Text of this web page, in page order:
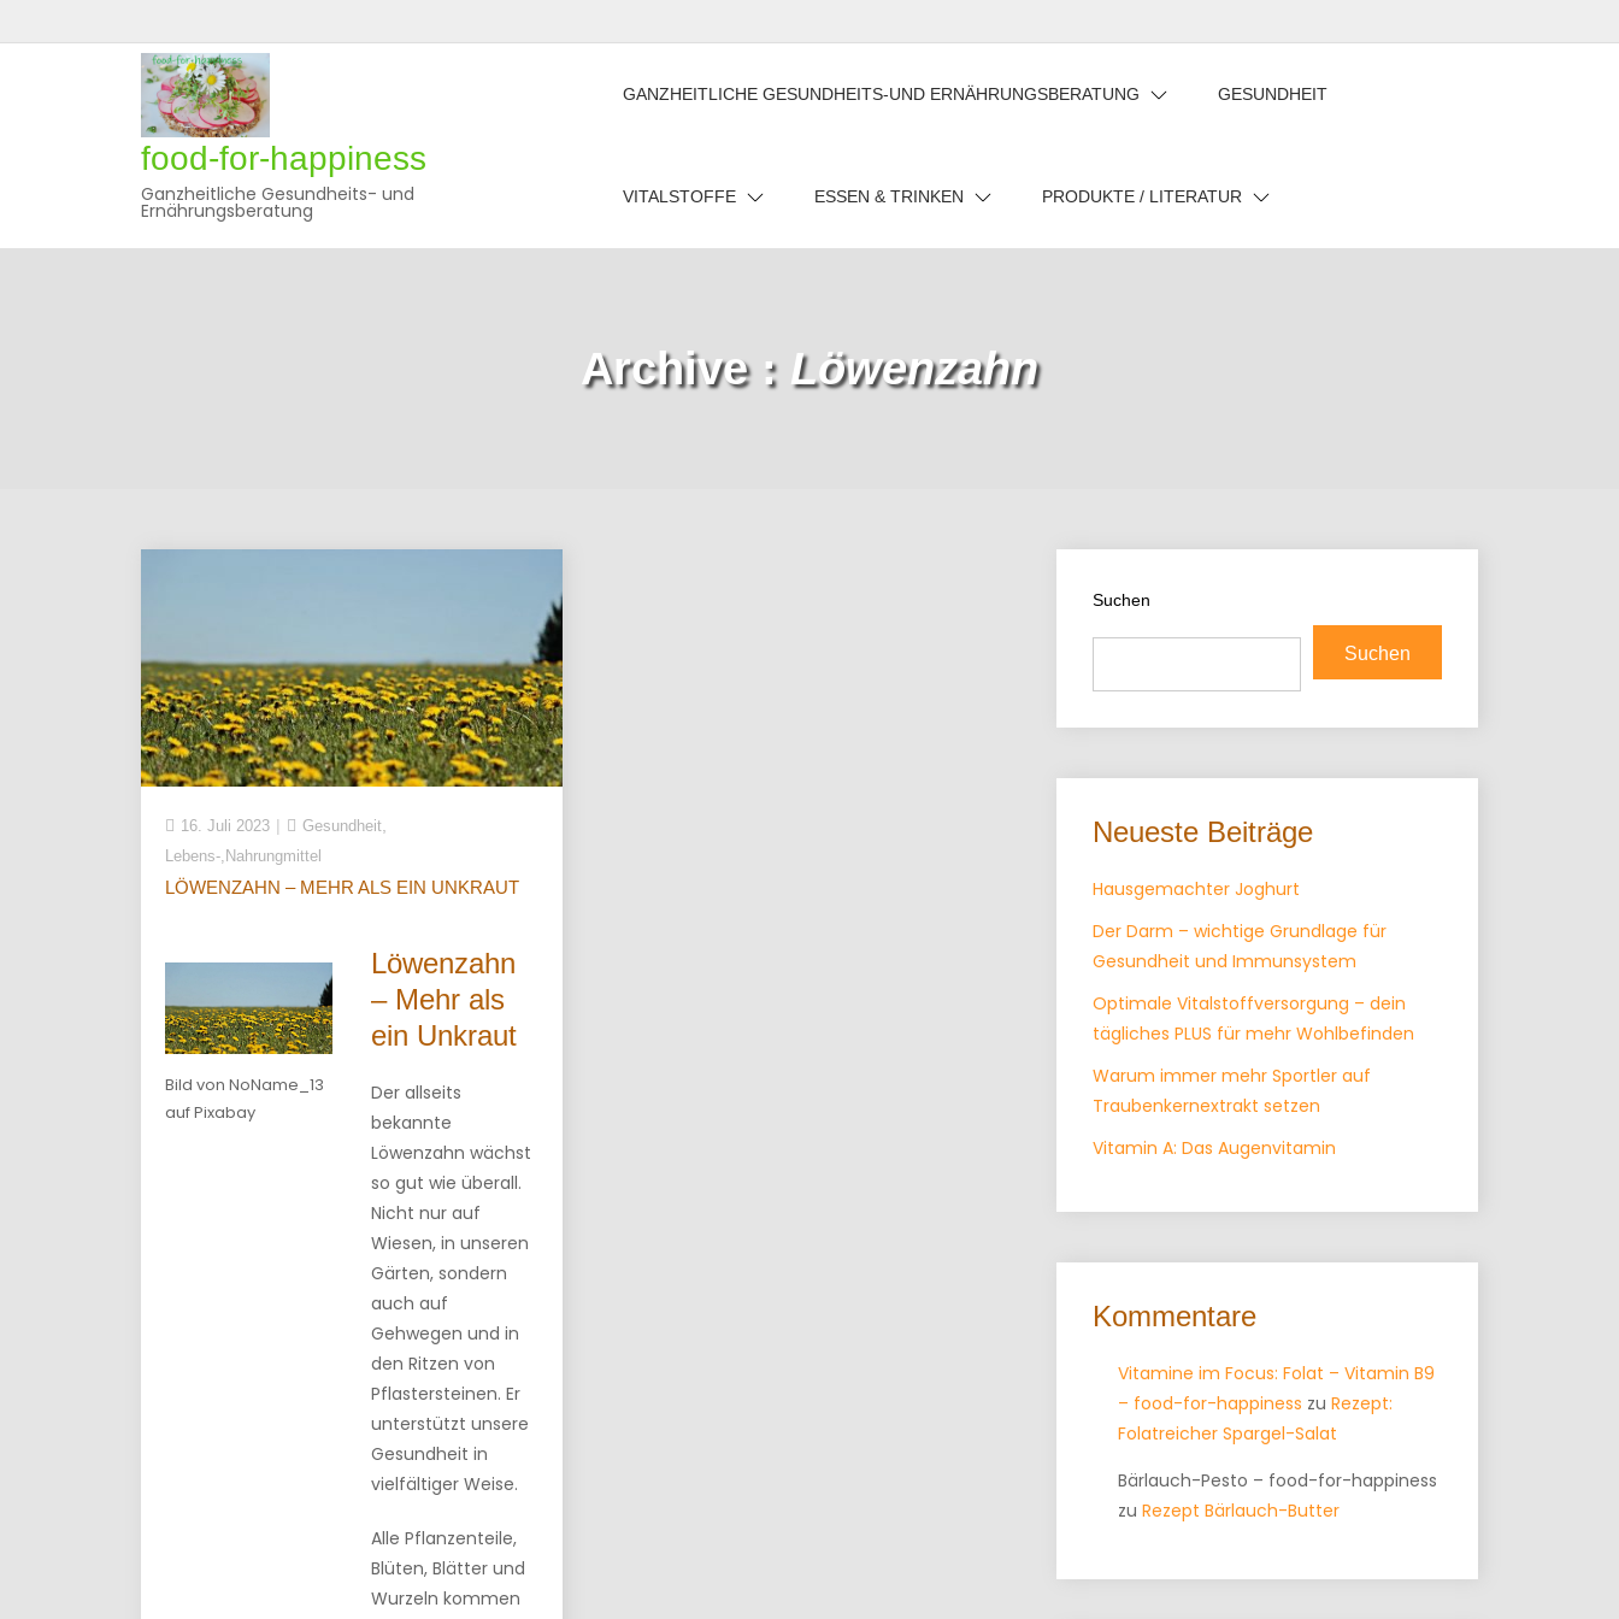
to
Privatsphäre-
Historie
Einwilligungen
food-for-happiness
Ganzheitliche Gesundheits- und
Ernährungsberatung
GANZHEITLICHE GESUNDHEITS-UND ERNÄHRUNGSBERATUNG GESUNDHEIT
VITALSTOFFE ESSEN & TRINKEN PRODUKTE / LITERATUR
Archive : Löwenzahn
16. Juli 2023 Gesundheit
Lebens-,Nahrungmittel
LÖWENZAHN – MEHR ALS EIN UNKRAUT
Bild von NoName_13
auf Pixabay
Löwenzahn
– Mehr als
ein Unkraut
Der allseits
bekannte
Löwenzahn wächst
so gut wie überall.
Nicht nur auf
Wiesen, in unseren
Gärten, sondern
auch auf
Gehwegen und in
den Ritzen von
Pflastersteinen. Er
unterstützt unsere
Gesundheit in
vielfältiger Weise.
Alle Pflanzenteile,
Blüten, Blätter und
Wurzeln kommen
Suchen
Suchen
Neueste Beiträge
Hausgemachter Joghurt
Der Darm – wichtige Grundlage für
Gesundheit und Immunsystem
Optimale Vitalstoffversorgung – dein
tägliches PLUS für mehr Wohlbefinden
Warum immer mehr Sportler auf
Traubenkernextrakt setzen
Vitamin A: Das Augenvitamin
Kommentare
Vitamine im Focus: Folat – Vitamin B9
– food-for-happiness zu Rezept:
Folatreicher Spargel-Salat
Bärlauch-Pesto – food-for-happiness
zu Rezept Bärlauch-Butter